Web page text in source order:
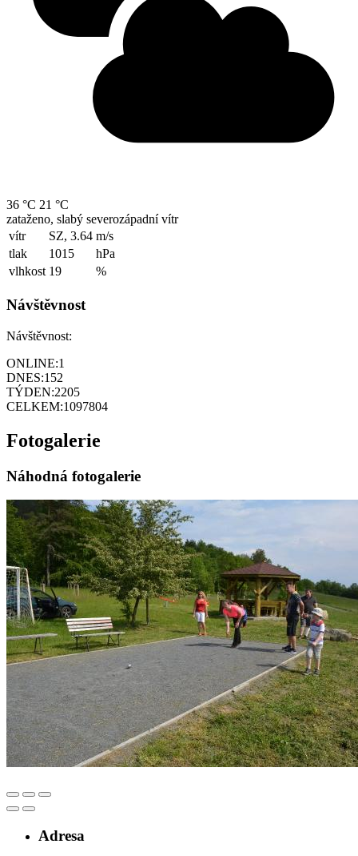
36 °C 21 °C
zataženo, slabý severozápadní vítr
vítr
SZ, 3.64 m/s
tlak
1015
hPa
vlhkost 19 %
Návštěvnost
Návštěvnost:
ONLINE:1
DNES:152
TÝDEN:2205
CELKEM:1097804
Fotogalerie
Náhodná fotogalerie
Adresa